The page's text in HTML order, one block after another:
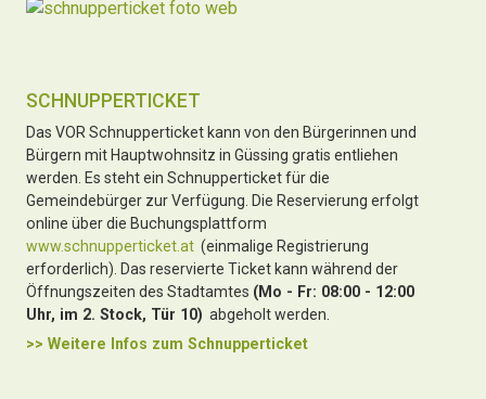
SCHNUPPERTICKET
Das VOR Schnupperticket kann von den Bürgerinnen und
Bürgern mit Hauptwohnsitz in Güssing gratis entliehen
werden. Es steht ein Schnupperticket für die
Gemeindebürger zur Verfügung. Die Reservierung erfolgt
online über die Buchungsplattform
www.schnupperticket.at (einmalige Registrierung
erforderlich). Das reservierte Ticket kann während der
Öffnungszeiten des Stadtamtes (Mo - Fr: 08:00 - 12:00
Uhr, im 2. Stock, Tür 10) abgeholt werden.
>> Weitere Infos zum Schnupperticket